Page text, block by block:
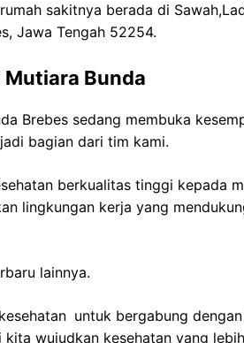
sakitnya berada di
Jawa Tengah 52254.
Mutiara Bunda
Brebes sedang membuka
bagian dari tim kami.
berkualitas tinggi kepada
lingkungan kerja yang
lainnya.
untuk bergabung
wujudkan kesehatan yang